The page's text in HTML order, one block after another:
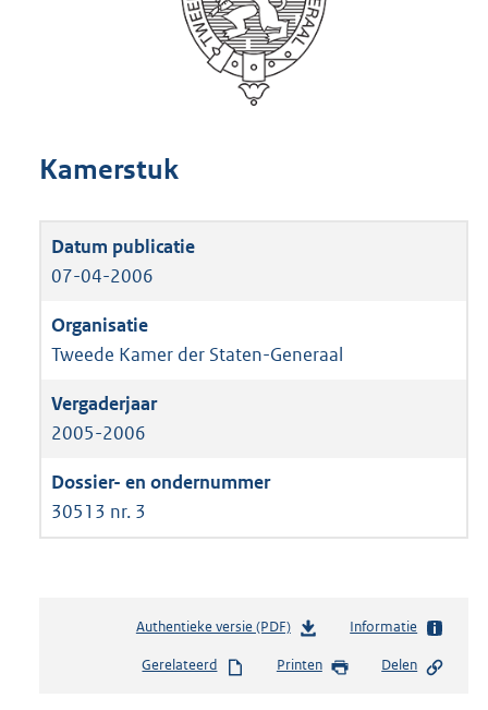
Kamerstuk
07-04-2006
Tweede Kamer der Staten-Generaal
2005-2006
30513 nr. 3
Authentieke versie (PDF)b
s
Informatie
Gerelateerd Printen Delen